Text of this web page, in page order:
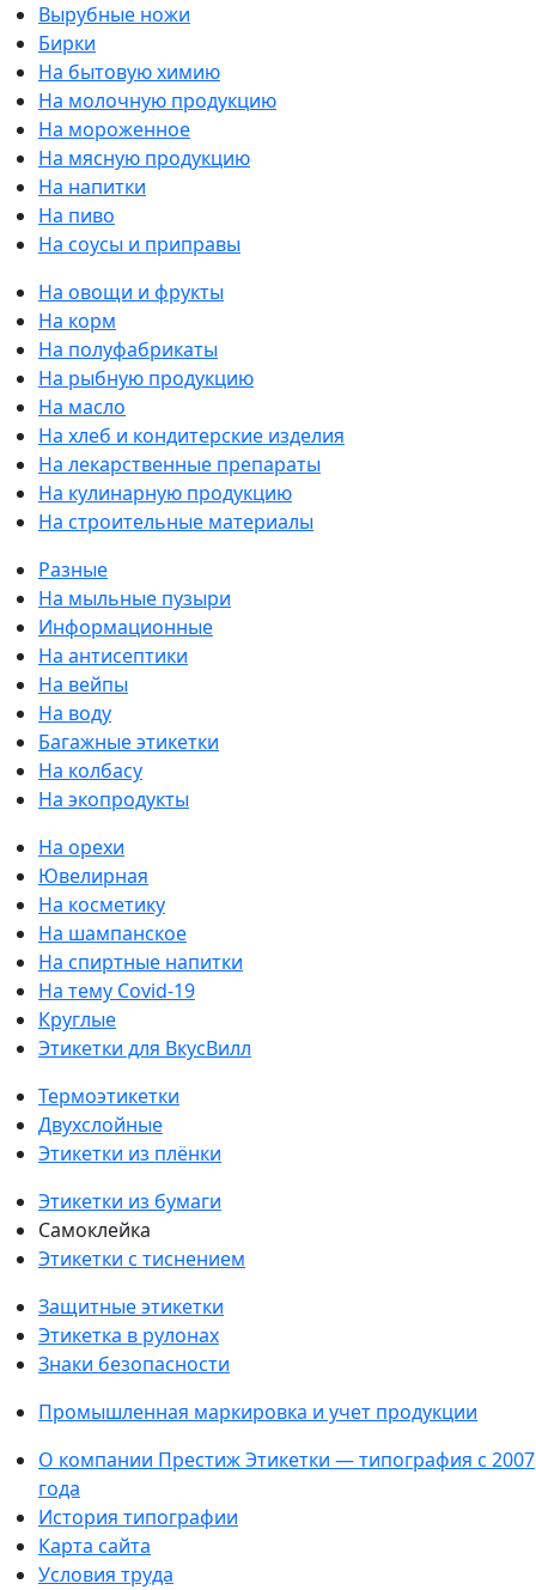
Вырубные ножи
Бирки
На бытовую химию
На молочную продукцию
На мороженное
На мясную продукцию
На напитки
На пиво
На соусы и приправы
На овощи и фрукты
На корм
На полуфабрикаты
На рыбную продукцию
На масло
На хлеб и кондитерские изделия
На лекарственные препараты
На кулинарную продукцию
На строительные материалы
Разные
На мыльные пузыри
Информационные
На антисептики
На вейпы
На воду
Багажные этикетки
На колбасу
На экопродукты
На орехи
Ювелирная
На косметику
На шампанское
На спиртные напитки
На тему Covid-19
Круглые
Этикетки для ВкусВилл
Термоэтикетки
Двухслойные
Этикетки из плёнки
Этикетки из бумаги
Самоклейка
Этикетки с тиснением
Защитные этикетки
Этикетка в рулонах
Знаки безопасности
Промышленная маркировка и учет продукции
О компании Престиж Этикетки — типография с 2007
года
История типографии
Карта сайта
Условия труда